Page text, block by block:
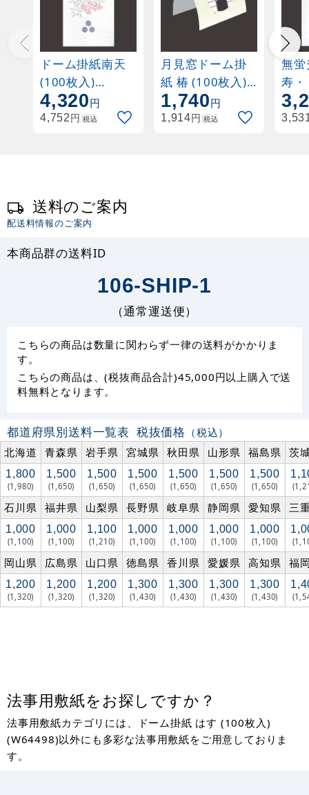
ドーム掛紙南天
(100枚入)
(W65359)
4,320円
4,752円 税込
月見窓ドーム掛
紙 椿 (100枚入)
(W66235)
1,740円
1,914円 税込
無
寿
祝鶴 (200枚入)
送料のご案内
配送料情報のご案内
本商品群の送料ID
106-SHIP-1
（通常運送便）
こちらの商品は数量に関わらず一律の送料がかかりま
す。
こちらの商品は、(税抜商品合計)45,000円以上購入で送
料無料となります。
都道府県別送料一覧表 税抜価格 （税込）
北海道
青森県 岩手県 宮城県 秋田県 山形県 福島県 茨
1,800
(1,980)
1,500
(1,650)
1,500
(1,650)
1,500
(1,650)
1,500
(1,650)
1,500
(1,650)
1,500
(1,650)
石川県 福井県 山梨県 長野県 岐阜県 静岡県 愛知県 三
1,000
(1,100)
1,000
(1,100)
1,100
(1,210)
1,000
(1,100)
1,000
(1,100)
1,000
(1,100)
1,000
(1,100)
岡山県 広島県 山口県 徳島県 香川県 愛媛県 高知県 福
1,200
(1,320)
1,200
(1,320)
1,200
(1,320)
1,300
(1,430)
1,300
(1,430)
1,300
(1,430)
1,300
(1,430)
法事用敷紙をお探しですか？
法事用敷紙カテゴリには、ドーム掛紙 はす (100枚入)
(W64498)以外にも多彩な法事用敷紙をご用意しておりま
す。